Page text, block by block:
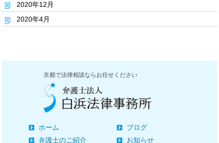
2020年12月
2020年4月
京都で法律相談ならお任せください
ホーム
弁護士のご紹介
ブログ
お知らせ